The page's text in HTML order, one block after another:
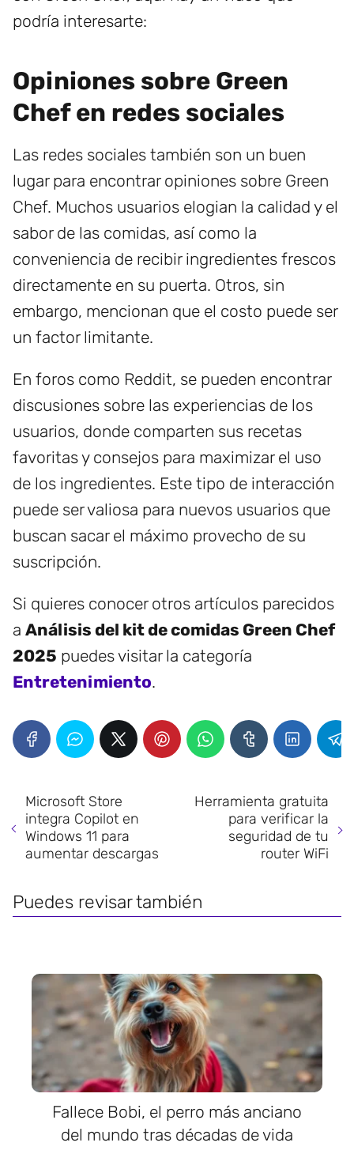
podría interesarte:
Opiniones sobre Green
Chef en redes sociales
Las redes sociales también son un buen
lugar para encontrar opiniones sobre Green
Chef. Muchos usuarios elogian la calidad y el
sabor de las comidas, así como la
conveniencia de recibir ingredientes frescos
directamente en su puerta. Otros, sin
embargo, mencionan que el costo puede ser
un factor limitante.
En foros como Reddit, se pueden encontrar
discusiones sobre las experiencias de los
usuarios, donde comparten sus recetas
favoritas y consejos para maximizar el uso
de los ingredientes. Este tipo de interacción
puede ser valiosa para nuevos usuarios que
buscan sacar el máximo provecho de su
suscripción.
Si quieres conocer otros artículos parecidos
a Análisis del kit de comidas Green Chef
2025 puedes visitar la categoría
Entretenimiento.
Microsoft Store
integra Copilot en
Windows 11 para
aumentar descargas
Herramienta gratuita
para verificar la
seguridad de tu
router WiFi
Puedes revisar también
Fallece Bobi, el perro más anciano
del mundo tras décadas de vida